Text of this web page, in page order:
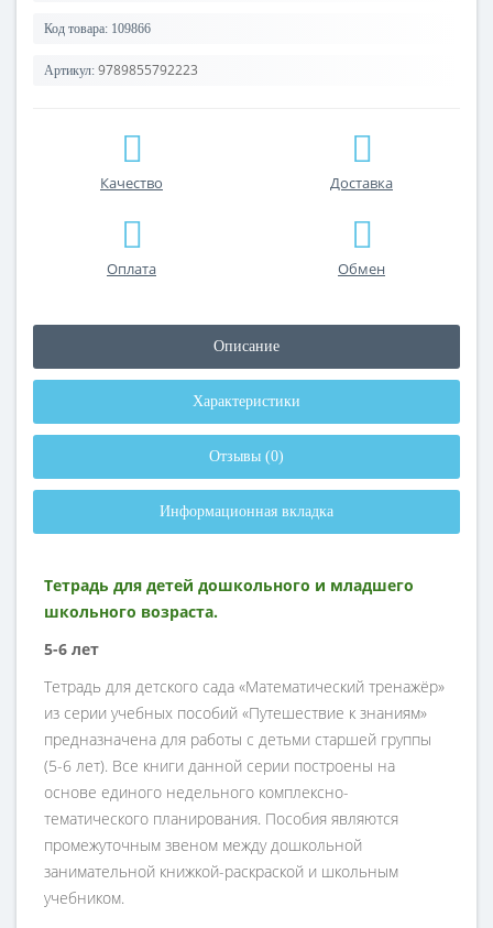
Код товара: 109866
Артикул: 9789855792223
Качество Доставка
Оплата Обмен
Описание
Характеристики
Отзывы (0)
Информационная вкладка
Тетрадь для детей дошкольного и младшего
школьного возраста.
5-6 лет
Тетрадь для детского сада «Математический тренажёр»
из серии учебных пособий «Путешествие к знаниям»
предназначена для работы с детьми старшей группы
(5-6 лет). Все книги данной серии построены на
основе единого недельного комплексно-
тематического планирования. Пособия являются
промежуточным звеном между дошкольной
занимательной книжкой-раскраской и школьным
учебником.